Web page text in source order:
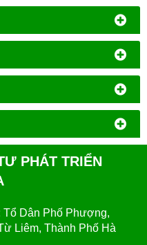
PHÁT TRIỂN
Tổ Dân Phố Phượng,
Liêm, Thành Phố Hà